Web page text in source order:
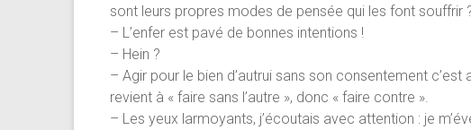
sont leurs propres modes de pensée qui les font souffrir
– L’enfer est pavé de bonnes intentions !
– Hein ?
– Agir pour le bien d’autrui sans son consentement c’est
revient à « faire sans l’autre », donc « faire contre ».
– Les yeux larmoyants, j’écoutais avec attention : je